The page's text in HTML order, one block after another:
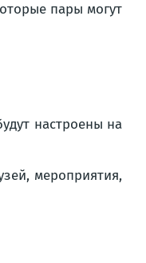
пары могут
настроены на
мероприятия,